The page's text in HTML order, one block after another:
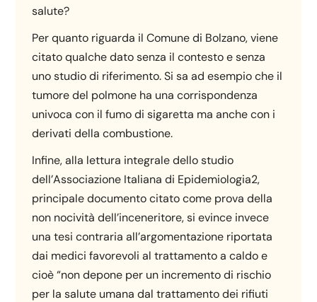
salute?
Per quanto riguarda il Comune di Bolzano, viene
citato qualche dato senza il contesto e senza
uno studio di riferimento. Si sa ad esempio che il
tumore del polmone ha una corrispondenza
univoca con il fumo di sigaretta ma anche con i
derivati della combustione.
Infine, alla lettura integrale dello studio
dell’Associazione Italiana di Epidemiologia2,
principale documento citato come prova della
non nocività dell’inceneritore, si evince invece
una tesi contraria all’argomentazione riportata
dai medici favorevoli al trattamento a caldo e
cioè “non depone per un incremento di rischio
per la salute umana dal trattamento dei rifiuti